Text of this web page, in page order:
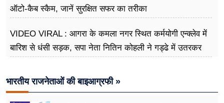
ऑटो-कैब स्कैम, जानें सुरक्षित सफर का तरीका
VIDEO VIRAL : आगरा के कमला नगर स्थित कर्मयोगी एन्क्लेव में
बारिश से धंसी सड़क, सपा नेता नितिन कोहली ने गड्ढे में उतरकर
भारतीय राजनेताओं की बाइआग्रफी »